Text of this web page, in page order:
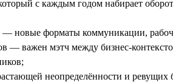
с каждым годом набирает
— новые форматы коммуникации,
— важен мэтч между бизнес-
неопределённости и ревущих